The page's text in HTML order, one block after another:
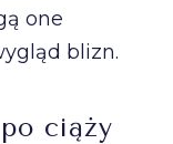
one
blizn.
ciąży